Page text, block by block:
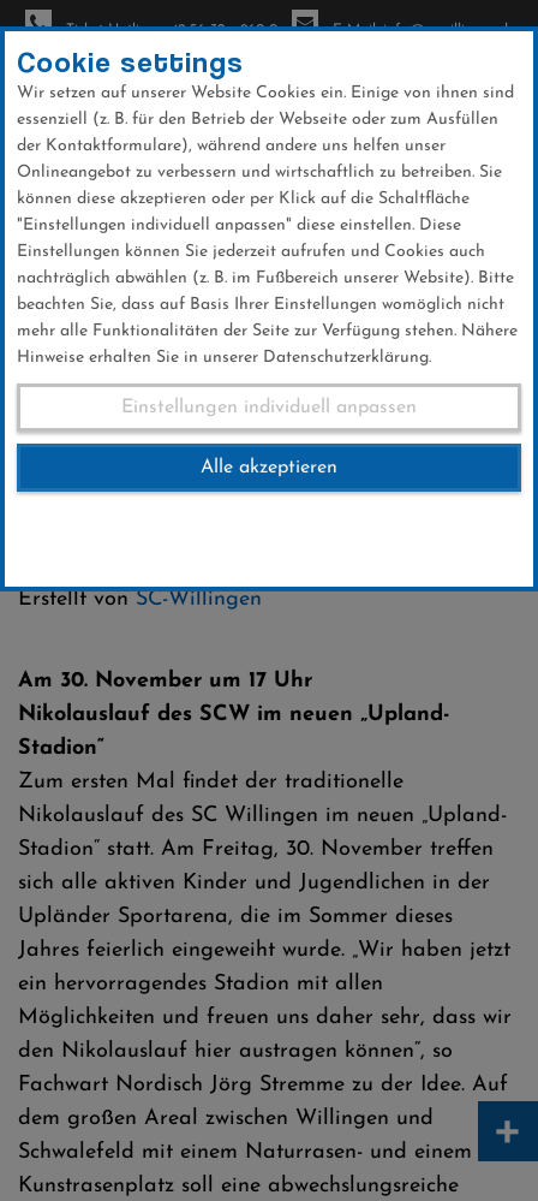
Direkt
zum
Inhalt
Ticket-Hotline: +49 56 32 - 960-0 E-Mail: info@sc-willingen.de
News
Nikolauslauf 30. November
2018
Erstellt vonSC-Willingen
Am 30. November um 17 Uhr
Nikolauslauf des SCW im neuen „Upland-
Stadion“
Zum ersten Mal findet der traditionelle
Nikolauslauf des SC Willingen im neuen „Upland-
Stadion“ statt. Am Freitag, 30. November treffen
sich alle aktiven Kinder und Jugendlichen in der
Upländer Sportarena, die im Sommer dieses
Jahres feierlich eingeweiht wurde. „Wir haben jetzt
ein hervorragendes Stadion mit allen
Möglichkeiten und freuen uns daher sehr, dass wir
den Nikolauslauf hier austragen können“, so
Fachwart Nordisch Jörg Stremme zu der Idee. Auf
dem großen Areal zwischen Willingen und
Schwalefeld mit einem Naturrasen- und einem
Kunstrasenplatz soll eine abwechslungsreiche
Cookie settings
Wir setzen auf unserer Website Cookies ein. Einige von ihnen sind
essenziell (z. B. für den Betrieb der Webseite oder zum Ausfüllen
der Kontaktformulare), während andere uns helfen unser
Onlineangebot zu verbessern und wirtschaftlich zu betreiben. Sie
können diese akzeptieren oder per Klick auf die Schaltfläche
"Einstellungen individuell anpassen" diese einstellen. Diese
Einstellungen können Sie jederzeit aufrufen und Cookies auch
nachträglich abwählen (z. B. im Fußbereich unserer Website). Bitte
beachten Sie, dass auf Basis Ihrer Einstellungen womöglich nicht
mehr alle Funktionalitäten der Seite zur Verfügung stehen. Nähere
Hinweise erhalten Sie in unserer Datenschutzerklärung.
Einstellungen individuell anpassen
Alle akzeptieren
+